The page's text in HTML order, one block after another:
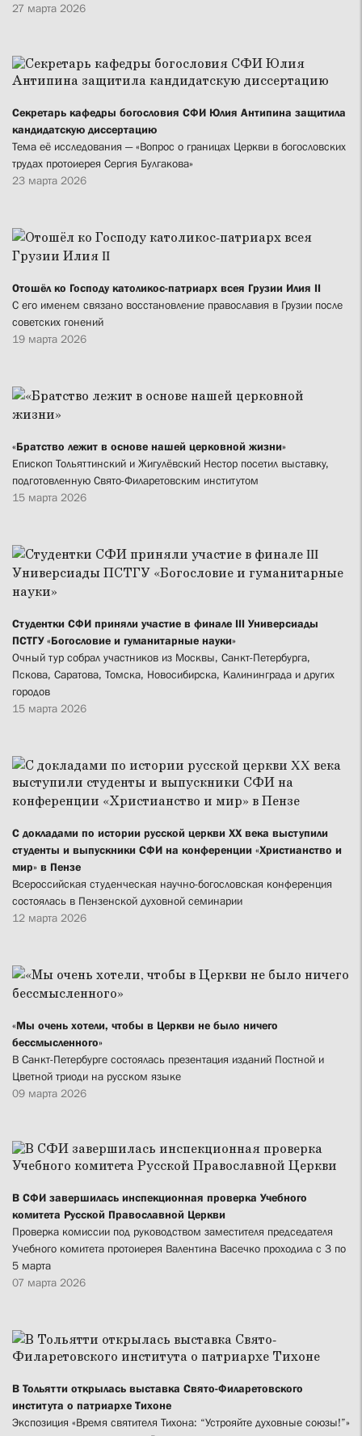
27 марта 2026
Секретарь кафедры богословия СФИ Юлия Антипина защитила
кандидатскую диссертацию
Тема её исследования — «Вопрос о границах Церкви в богословских
трудах протоиерея Сергия Булгакова»
23 марта 2026
Отошёл ко Господу католикос-патриарх всея Грузии Илия II
С его именем связано восстановление православия в Грузии после
советских гонений
19 марта 2026
«Братство лежит в основе нашей церковной жизни»
Епископ Тольяттинский и Жигулёвский Нестор посетил выставку,
подготовленную Свято-Филаретовским институтом
15 марта 2026
Студентки СФИ приняли участие в финале III Универсиады
ПСТГУ «Богословие и гуманитарные науки»
Очный тур собрал участников из Москвы, Санкт-Петербурга,
Пскова, Саратова, Томска, Новосибирска, Калининграда и других
городов
15 марта 2026
С докладами по истории русской церкви XX века выступили
студенты и выпускники СФИ на конференции «Христианство и
мир» в Пензе
Всероссийская студенческая научно-богословская конференция
состоялась в Пензенской духовной семинарии
12 марта 2026
«Мы очень хотели, чтобы в Церкви не было ничего
бессмысленного»
В Санкт-Петербурге состоялась презентация изданий Постной и
Цветной триоди на русском языке
09 марта 2026
В СФИ завершилась инспекционная проверка Учебного
комитета Русской Православной Церкви
Проверка комиссии под руководством заместителя председателя
Учебного комитета протоиерея Валентина Васечко проходила с 3 по
5 марта
07 марта 2026
В Тольятти открылась выставка Свято-Филаретовского
института о патриархе Тихоне
Экспозиция «Время святителя Тихона: “Устрояйте духовные союзы!”»